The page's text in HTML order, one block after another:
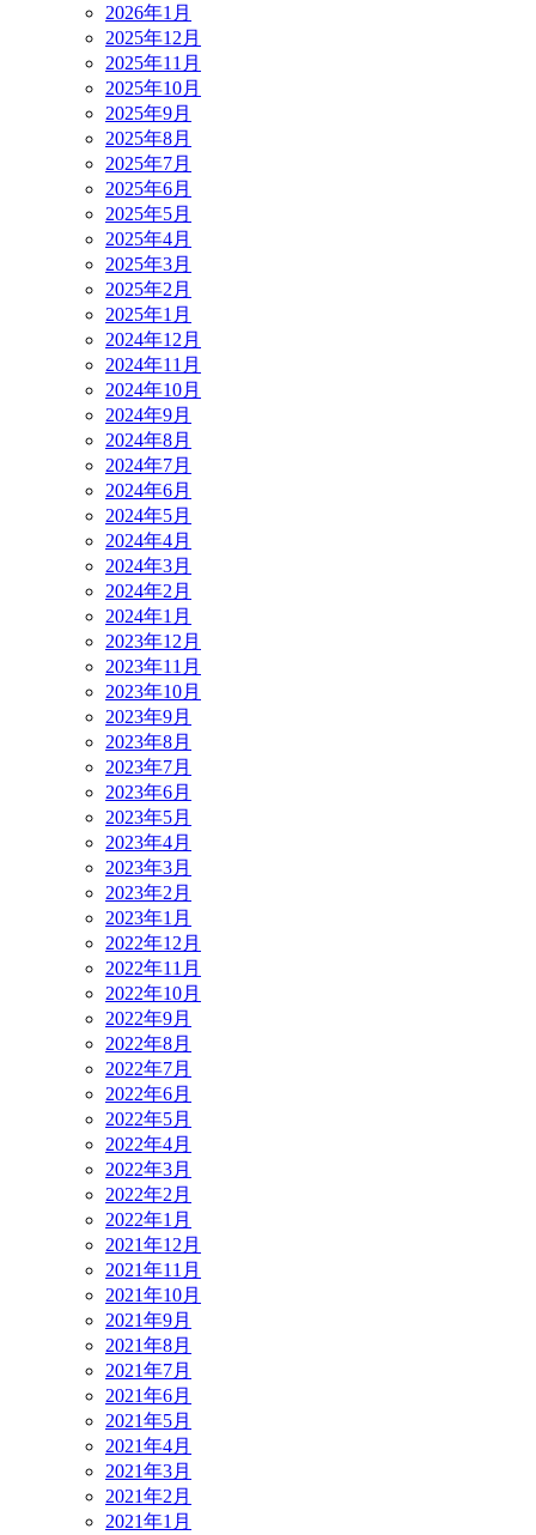
2026年1月
2025年12月
2025年11月
2025年10月
2025年9月
2025年8月
2025年7月
2025年6月
2025年5月
2025年4月
2025年3月
2025年2月
2025年1月
2024年12月
2024年11月
2024年10月
2024年9月
2024年8月
2024年7月
2024年6月
2024年5月
2024年4月
2024年3月
2024年2月
2024年1月
2023年12月
2023年11月
2023年10月
2023年9月
2023年8月
2023年7月
2023年6月
2023年5月
2023年4月
2023年3月
2023年2月
2023年1月
2022年12月
2022年11月
2022年10月
2022年9月
2022年8月
2022年7月
2022年6月
2022年5月
2022年4月
2022年3月
2022年2月
2022年1月
2021年12月
2021年11月
2021年10月
2021年9月
2021年8月
2021年7月
2021年6月
2021年5月
2021年4月
2021年3月
2021年2月
2021年1月